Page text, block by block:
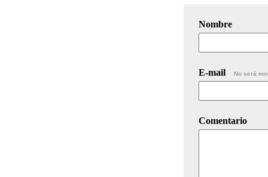
Nombre
E-mail No será
Comentario